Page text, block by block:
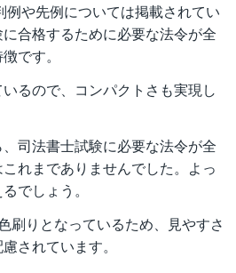
例や先例については掲載されてい
合格するために必要な法令が全
です。
るので、コンパクトさも実現し
司法書士試験に必要な法令が全
れまでありませんでした。よっ
でしょう。
刷りとなっているため、見やすさ
されています。